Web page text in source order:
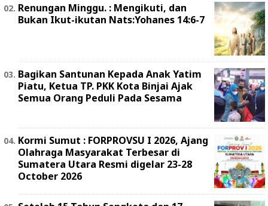
Renungan Minggu. : Mengikuti, dan
Bukan Ikut-ikutan Nats:Yohanes 14:6-7
Bagikan Santunan Kepada Anak Yatim
Piatu, Ketua TP. PKK Kota Binjai Ajak
Semua Orang Peduli Pada Sesama
Kormi Sumut : FORPROVSU I 2026, Ajang
Olahraga Masyarakat Terbesar di
Sumatera Utara Resmi digelar 23-28
October 2026